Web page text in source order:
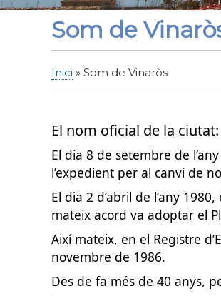
Som de
Inici Som de Vinaròs
El nom oficial de la ciutat:
El dia 8 de setembre de
l’expedient per al canvi de
El dia 2 d’abril de l’any
mateix acord va adoptar el
Així mateix, en el Registre
novembre de 1986.
Des de fa més de 40 anys,